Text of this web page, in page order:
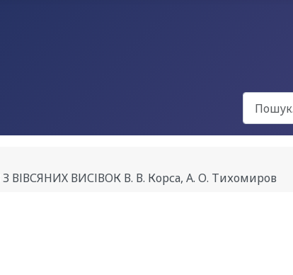
Пошук
ВИСІВОК В. В. Корса, A. О. Тихомиров